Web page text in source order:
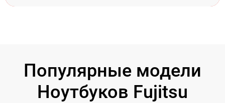
Популярные модели
Ноутбуков Fujitsu